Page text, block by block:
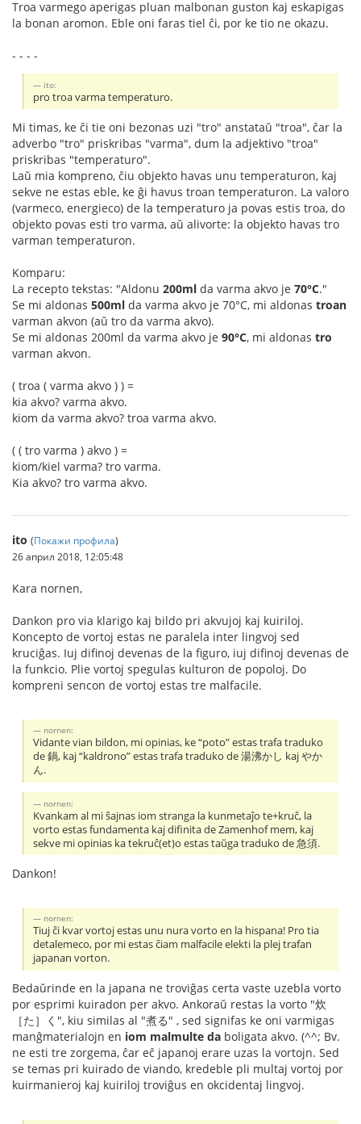
Troa varmego aperigas pluan malbonan guston kaj eskapigas
la bonan aromon. Eble oni faras tiel ĉi, por ke tio ne okazu.
- - - -
ito:
pro troa varma temperaturo.
Mi timas, ke ĉi tie oni bezonas uzi "tro" anstataŭ "troa", ĉar la
adverbo "tro" priskribas "varma", dum la adjektivo "troa"
priskribas "temperaturo".
Laŭ mia kompreno, ĉiu objekto havas unu temperaturon, kaj
sekve ne estas eble, ke ĝi havus troan temperaturon. La valoro
(varmeco, energieco) de la temperaturo ja povas estis troa, do
objekto povas esti tro varma, aŭ alivorte: la objekto havas tro
varman temperaturon.
Komparu:
La recepto tekstas: "Aldonu 200ml da varma akvo je 70°C."
Se mi aldonas 500ml da varma akvo je 70°C, mi aldonas troan
varman akvon (aŭ tro da varma akvo).
Se mi aldonas 200ml da varma akvo je 90°C, mi aldonas tro
varman akvon.
( troa ( varma akvo ) ) =
kia akvo? varma akvo.
kiom da varma akvo? troa varma akvo.
( ( tro varma ) akvo ) =
kiom/kiel varma? tro varma.
Kia akvo? tro varma akvo.
ito (Покажи профила)
26 април 2018, 12:05:48
Kara nornen,
Dankon pro via klarigo kaj bildo pri akvujoj kaj kuiriloj.
Koncepto de vortoj estas ne paralela inter lingvoj sed
kruciĝas. Iuj difinoj devenas de la figuro, iuj difinoj devenas de
la funkcio. Plie vortoj spegulas kulturon de popoloj. Do
kompreni sencon de vortoj estas tre malfacile.
nornen:
Vidante vian bildon, mi opinias, ke “poto” estas trafa traduko
de 鍋, kaj “kaldrono” estas trafa traduko de 湯沸かし kaj やか
ん.
nornen:
Kvankam al mi ŝajnas iom stranga la kunmetaĵo te+kruĉ, la
vorto estas fundamenta kaj difinita de Zamenhof mem, kaj
sekve mi opinias ka tekruĉ(et)o estas taŭga traduko de 急須.
Dankon!
nornen:
Tiuj ĉi kvar vortoj estas unu nura vorto en la hispana! Pro tia
detalemeco, por mi estas ĉiam malfacile elekti la plej trafan
japanan vorton.
Bedaŭrinde en la japana ne troviĝas certa vaste uzebla vorto
por esprimi kuiradon per akvo. Ankoraŭ restas la vorto "炊
［た］く", kiu similas al "煮る" , sed signifas ke oni varmigas
manĝmaterialojn en iom malmulte da boligata akvo. (^^; Bv.
ne esti tre zorgema, ĉar eĉ japanoj erare uzas la vortojn. Sed
se temas pri kuirado de viando, kredeble pli multaj vortoj por
kuirmanieroj kaj kuiriloj troviĝus en okcidentaj lingvoj.